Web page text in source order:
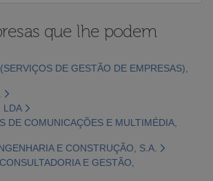
que lhe podem
DE GESTÃO DE EMPRESAS),
LDA
DE COMUNICAÇÕES E MULTIMÉDIA,
E CONSTRUÇÃO, S.A.
E GESTÃO,